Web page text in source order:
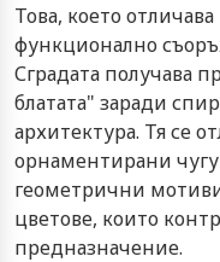
Това, което
функционално
Сградата получава
блатата" заради
архитектура. Тя се
орнаментирани
геометрични
цветове, които
предназначение.